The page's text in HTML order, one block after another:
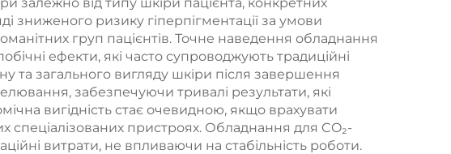
довжинами
нм, 808
нм, 1064 нм
зниженого ризику гіперпігментації за умови
груп пацієнтів. Точне наведення обладнання
ефекти, які часто супроводжують традиційні
та загального вигляду шкіри після завершення
забезпечуючи тривалі результати, які
вигідність стає очевидною, якщо врахувати
пристроях. Обладнання для CO₂-
витрати, не впливаючи на стабільність роботи.